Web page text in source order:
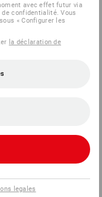
avec effet futur via
confidentialité. Vous
« Configurer les
la déclaration de
legales